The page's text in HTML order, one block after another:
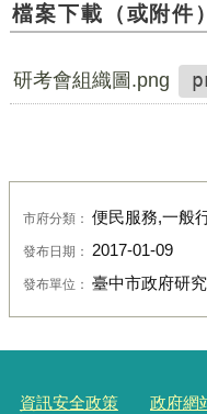
檔案下載（或附件）
研考會組織圖.png
市府分類： 便民服務,一般
發布日期： 2017-01-09
發布單位： 臺中市政府研
資訊安全政策 政府網